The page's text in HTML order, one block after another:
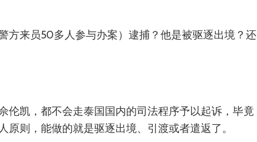
方来员50多人参与办案）逮捕？他是被驱逐出境？还
伦凯，都不会走泰国国内的司法程序予以起诉，毕竟
则，能做的就是驱逐出境、引渡或者遣返了。